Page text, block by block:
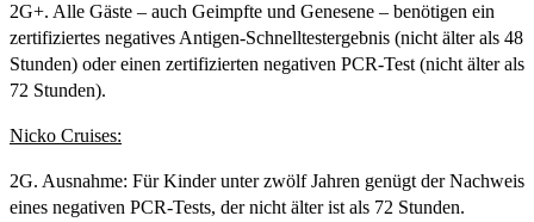
2G+. Alle Gäste – auch Geimpfte und Genesene – benötigen ein
zertifiziertes negatives Antigen-Schnelltestergebnis (nicht älter als 48
Stunden) oder einen zertifizierten negativen PCR-Test (nicht älter als
72 Stunden).
Nicko Cruises:
2G. Ausnahme: Für Kinder unter zwölf Jahren genügt der Nachweis
eines negativen PCR-Tests, der nicht älter ist als 72 Stunden.